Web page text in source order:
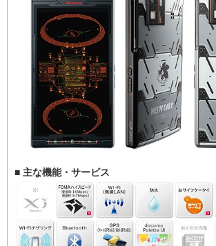
■ 主な機能・サービス